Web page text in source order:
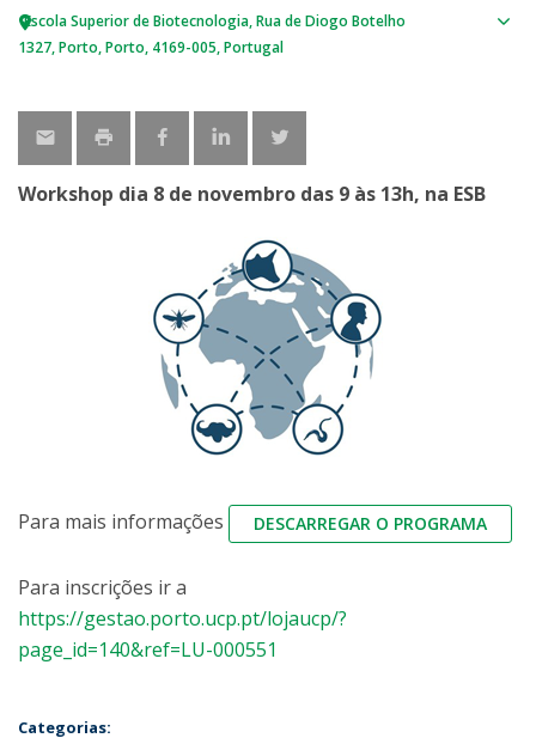
Escola Superior de Biotecnologia Rua de Diogo Botelho
1327 Porto Porto 4169-005 Portugal
Workshop dia 8 de novembro das 9 às 13h, na ESB
Para mais informações DESCARREGAR O PROGRAMA
Para inscrições ir a
https://gestao.porto.ucp.pt/lojaucp/?
page_id=140&ref=LU-000551
Categorias: